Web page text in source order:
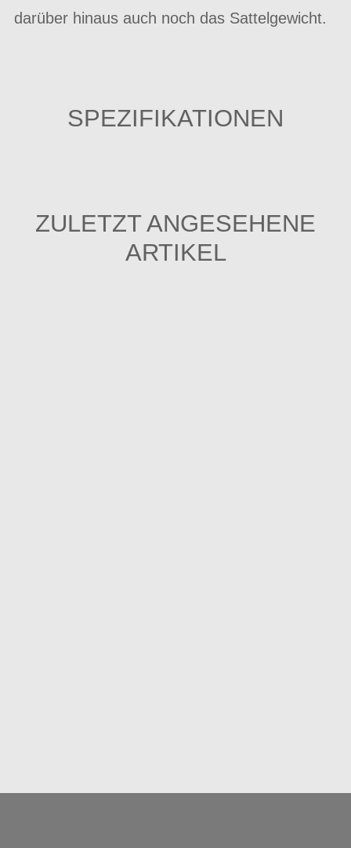
darüber hinaus auch noch das Sattelgewicht.
SPEZIFIKATIONEN
ZULETZT ANGESEHENE
ARTIKEL